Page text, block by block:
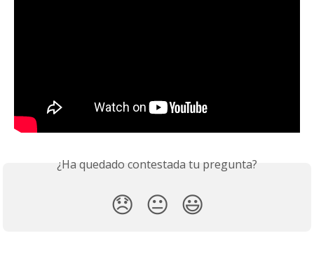
¿Ha quedado contestada tu pregunta?
😞 😐 😃